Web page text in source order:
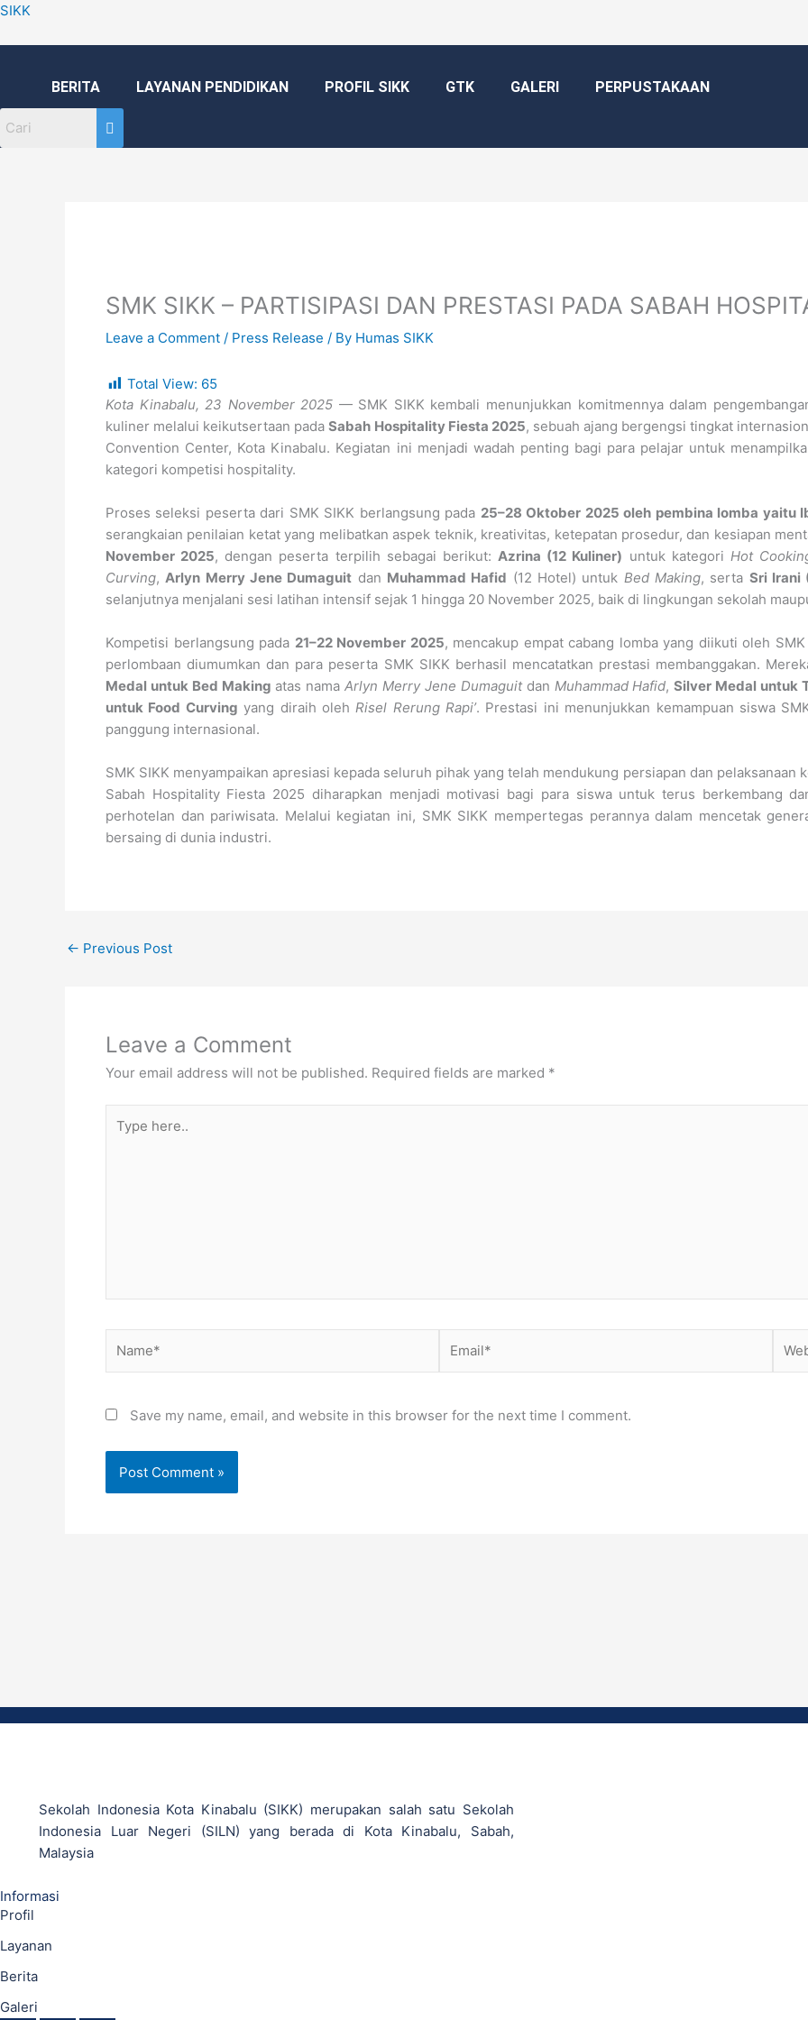
Skip
SIKK
BERITA LAYANAN PENDIDIKAN PROFIL SIKK GTK GALERI PERPUSTAKAAN
SMK SIKK – PARTISIPASI DAN PRESTASI PADA SABAH
Leave a Comment / Press Release / By Humas SIKK
Total View: 65
Kota Kinabalu, 23 November 2025 — SMK SIKK kembali menunjukkan komitmennya dalam
kuliner melalui keikutsertaan padaSabah Hospitality Fiesta 2025, sebuah ajang bergengsi tingkat
Convention Center, Kota Kinabalu. Kegiatan ini menjadi wadah penting bagi para pelajar untuk
kategori kompetisi hospitality.
Proses seleksi peserta dari SMK SIKK berlangsung pada 25–28 Oktober 2025 oleh pembina lomba yaitu
serangkaian penilaian ketat yang melibatkan aspek teknik, kreativitas, ketepatan prosedur, dan kesiapan
November 2025, dengan peserta terpilih sebagai berikut:Azrina (12 Kuliner) untuk kategori Hot
Curving,Arlyn Merry Jene Dumaguit dan Muhammad Hafid (12 Hotel) untuk Bed Making, serta Sri Irani
selanjutnya menjalani sesi latihan intensif sejak 1 hingga 20 November 2025, baik di lingkungan sekolah
Kompetisi berlangsung pada 21–22 November 2025, mencakup empat cabang lomba yang diikuti oleh
perlombaan diumumkan dan para peserta SMK SIKK berhasil mencatatkan prestasi membanggakan.
Medal untuk Bed Making atas namaArlyn Merry Jene Dumaguitdan Muhammad Hafid,Silver Medal untuk
untuk Food Curving yang diraih olehRisel Rerung Rapi’. Prestasi ini menunjukkan kemampuan siswa
panggung internasional.
SMK SIKK menyampaikan apresiasi kepada seluruh pihak yang telah mendukung persiapan dan pelaksanaan
Sabah Hospitality Fiesta 2025 diharapkan menjadi motivasi bagi para siswa untuk terus berkembang
perhotelan dan pariwisata. Melalui kegiatan ini, SMK SIKK mempertegas perannya dalam mencetak
bersaing di dunia industri.
← Previous Post
Leave a Comment
Your email address will not be published. Required fields are marked *
here..
Save my name, email, and website in this browser for the next time I comment.
Sekolah Indonesia Kota Kinabalu (SIKK) merupakan salah satu Sekolah
Indonesia Luar Negeri (SILN) yang berada di Kota Kinabalu, Sabah,
Malaysia
Informasi
Profil
Layanan
Berita
Galeri